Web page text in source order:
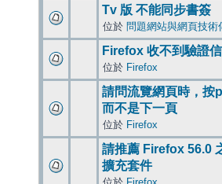
Tv 版 不能同步書簽
位於 問題網站與網頁技術
Firefox 收不到驗證信
位於 Firefox
請問流覽網頁時，按
而不是下一頁
位於 Firefox
請推薦 Firefox 56.0
擴充套件